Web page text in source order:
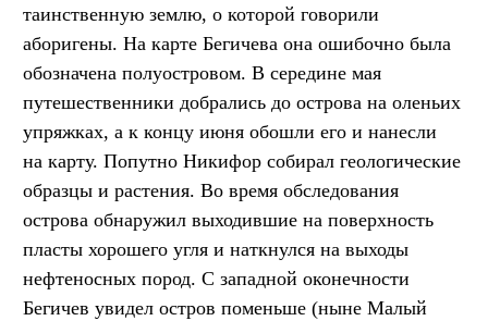
таинственную землю, о которой говорили
аборигены. На карте Бегичева она ошибочно была
обозначена полуостровом. В середине мая
путешественники добрались до острова на оленьих
упряжках, а к концу июня обошли его и нанесли
на карту. Попутно Никифор собирал геологические
образцы и растения. Во время обследования
острова обнаружил выходившие на поверхность
пласты хорошего угля и наткнулся на выходы
нефтеносных пород. С западной оконечности
Бегичев увидел остров поменьше (ныне Малый